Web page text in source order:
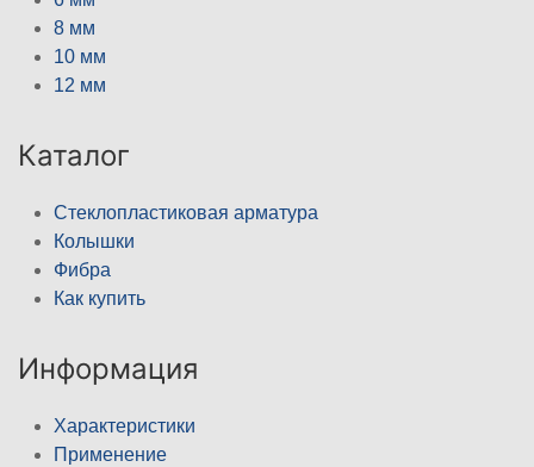
8 мм
10 мм
12 мм
Каталог
Стеклопластиковая арматура
Колышки
Фибра
Как купить
Информация
Характеристики
Применение